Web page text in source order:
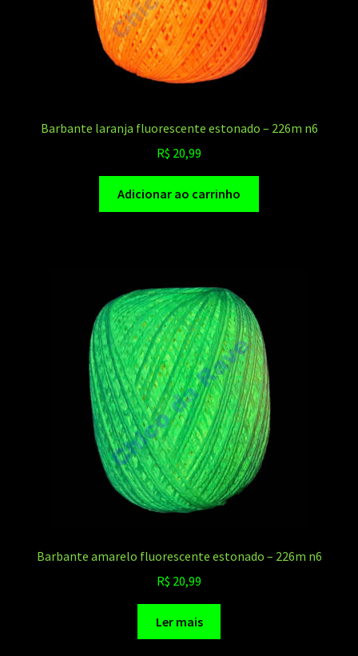
Barbante laranja fluorescente estonado – 226m n6
R$ 20,99
Adicionar ao carrinho
Barbante amarelo fluorescente estonado – 226m n6
R$ 20,99
Ler mais